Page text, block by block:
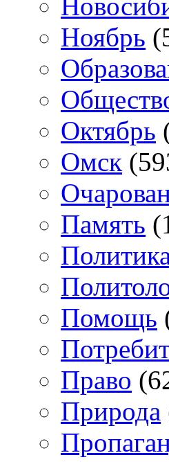
Ноябрь
Октябрь
Омск
Память
Помощь
Право
Природа